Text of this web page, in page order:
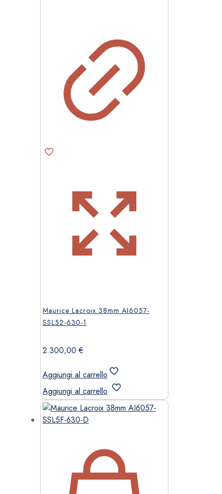
Maurice Lacroix 38mm AI6057-
SSL52-630-1
2.300,00€
Aggiungi al carrello
Aggiungi al carrello